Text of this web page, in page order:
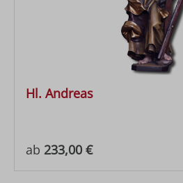
Hl. Andreas
Regulärer Preis:
ab 233,00 €